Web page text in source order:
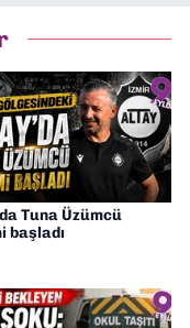
yapıyorum
Tuna Üzümcü
başladı